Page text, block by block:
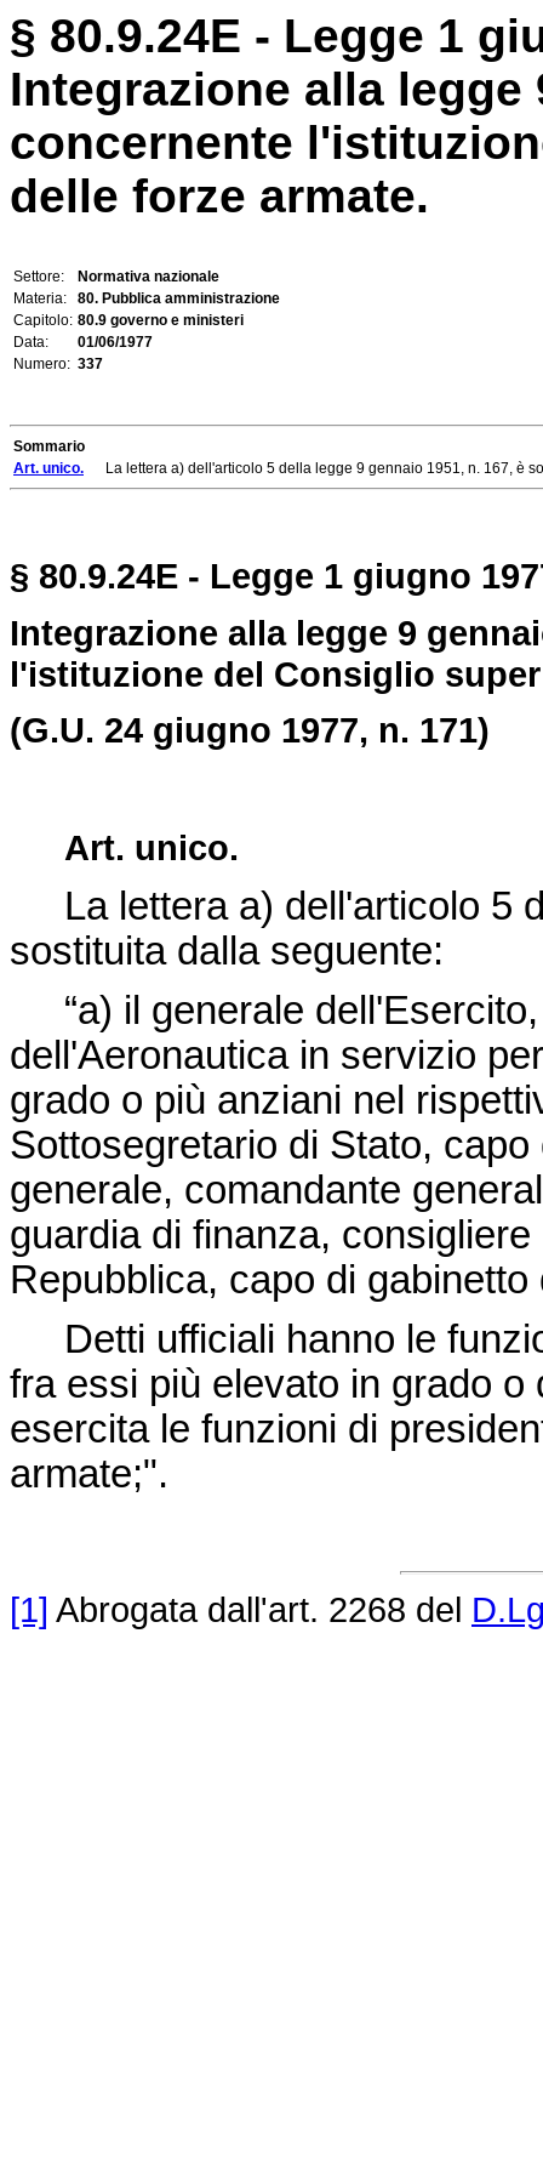
§ 80.9.24E - Legge 1
Integrazione alla legge
concernente
delle forze armate.
Settore:
Normativa nazionale
Materia:
80. Pubblica amministrazione
Capitolo: 80.9 governo e ministeri
Data:
01/06/1977
Numero: 337
Sommario
Art. unico. La lettera a) dell'articolo 5 della legge 9 gennaio 1951, n. 167, è
§ 80.9.24E - Legge 1 giugno
Integrazione alla legge 9
l'istituzione del Consiglio
(G.U. 24 giugno 1977, n. 171)
Art. unico.
La lettera a) dell'articolo 5
sostituita dalla seguente:
“a) il generale
dell'Aeronautica in servizio
grado o più anziani nel
Sottosegretario di Stato,
generale, comandante
guardia di finanza,
Repubblica, capo di gabinetto
Detti ufficiali hanno le
fra essi più elevato in grado
esercita le funzioni di
armate;".
[1] Abrogata dall'art. 2268 del